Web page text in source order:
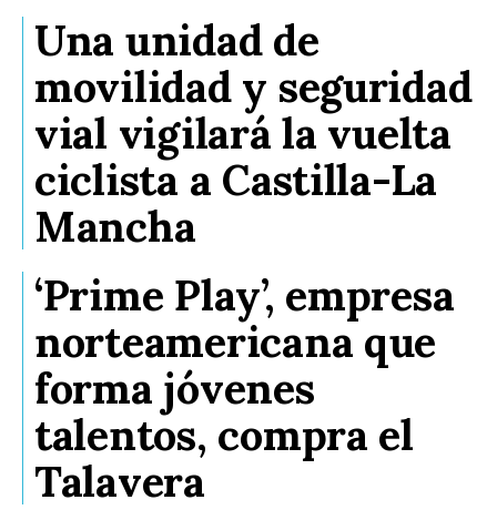
Una unidad de
movilidad y seguridad
vial vigilará la vuelta
ciclista a Castilla-La
Mancha
‘Prime Play’, empresa
norteamericana que
forma jóvenes
talentos, compra el
Talavera